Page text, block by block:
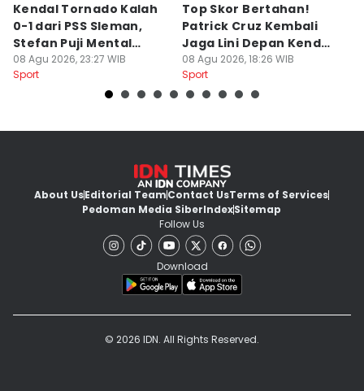
Kendal Tornado Kalah
0-1 dari PSS Sleman,
Stefan Puji Mental
Pemain
08 Agu 2026, 23:27 WIB
Sport
Top Skor Bertahan!
Patrick Cruz Kembali
Jaga Lini Depan Kendal
Tornado
08 Agu 2026, 18:26 WIB
Sport
About UsEditorial TeamContact UsTerms of Services
Pedoman Media SiberIndexSitemap
Follow Us
Download
© 2026 IDN. All Rights Reserved.